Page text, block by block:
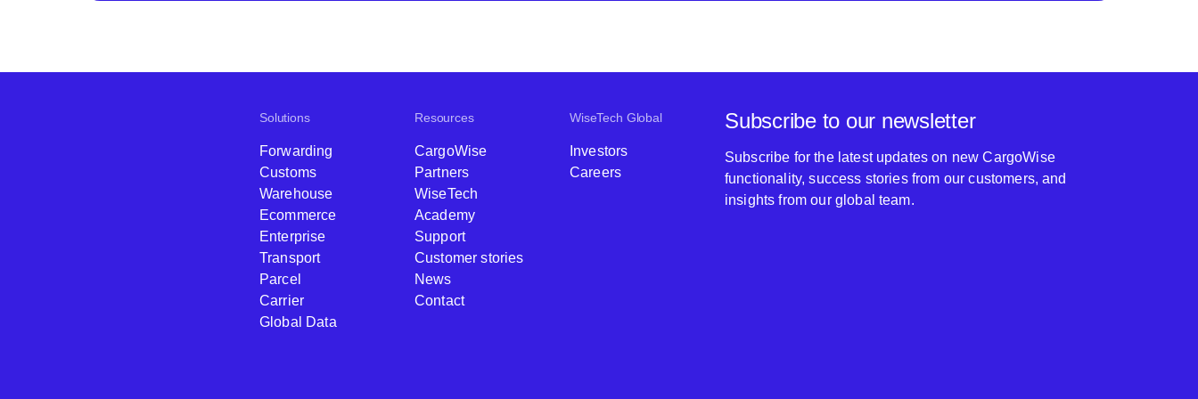
Solutions
Forwarding
Customs
Warehouse
Ecommerce
Enterprise
Transport
Parcel
Carrier
Global Data
Resources
CargoWise
Partners
WiseTech
Academy
Support
Customer stories
News
Contact
WiseTech Global
Investors
Careers
Subscribe to our newsletter
Subscribe for the latest updates on new CargoWise
functionality, success stories from our customers, and
insights from our global team.